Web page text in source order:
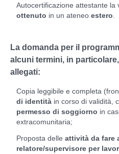
Autocertificazione attestante la
ottenuto in un ateneo estero
La domanda per il
alcuni termini, in
allegati:
Copia leggibile e completa
di identità in corso di validità,
permesso di soggiorno in
extracomunitaria;
Proposta delle attività da fare
relatore/supervisore per